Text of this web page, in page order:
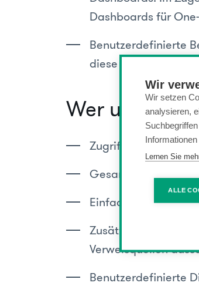
Wir
Wir setzen
analysieren,
Lernen Sie
ALLE
Dashboards für
Benutzerdefinierte
diese spezielle Art
Wer umsteigt
Zugriff auf flexiblere
Gesamte
Einfacheres und
Zusätzliche
Verweisquellen
Benutzerdefinierte